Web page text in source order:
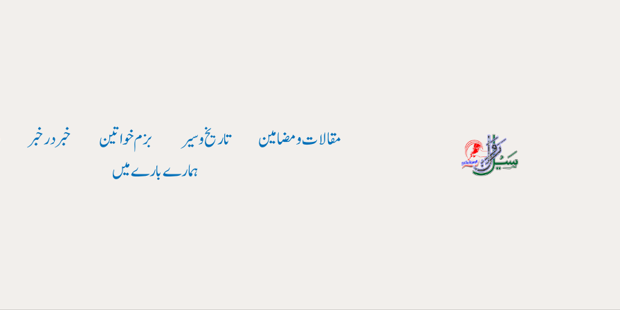
مقالات و مضامین تاریخ وسیر بزم خواتین خبر در خبر
ہمارے بارے میں